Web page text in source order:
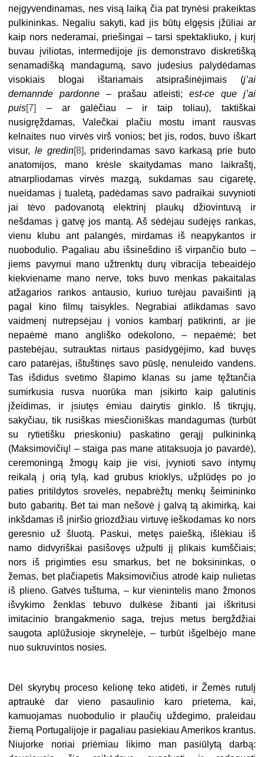
neįgyvendinamas, nes visą laiką čia pat trynėsi prakeiktas
pulkininkas. Negaliu sakyti, kad jis būtų elgęsis įžūliai ar
kaip nors nederamai, priešingai – tarsi spektakliuko, į kurį
buvau įviliotas, intermedijoje jis demonstravo diskretišką
senamadišką mandagumą, savo judesius palydėdamas
visokiais blogai ištariamais atsiprašinėjimais (j’ai
demannde pardonne – prašau atleisti; est-ce que j’ai
puis[7]
– ar galėčiau – ir taip toliau), taktiškai
nusigręždamas, Valečkai plačiu mostu imant rausvas
kelnaites nuo virvės virš vonios; bet jis, rodos, buvo iškart
visur,le gredin[8], priderindamas savo karkasą prie buto
anatomijos, mano krėsle skaitydamas mano laikraštį,
atnarpliodamas virvės mazgą, sukdamas sau cigaretę,
nueidamas į tualetą, padėdamas savo padraikai suvynioti
jai tėvo padovanotą elektrinį plaukų džiovintuvą ir
nešdamas į gatvę jos mantą. Aš sėdėjau sudėjęs rankas,
vienu klubu ant palangės, mirdamas iš neapykantos ir
nuobodulio. Pagaliau abu išsinešdino iš virpančio buto –
jiems pavymui mano užtrenktų durų vibracija tebeaidėjo
kiekviename mano nerve, toks buvo menkas pakaitalas
atžagarios rankos antausio, kuriuo turėjau pavaišinti ją
pagal kino filmų taisykles. Negrabiai atlikdamas savo
vaidmenį nutrepsėjau į vonios kambarį patikrinti, ar jie
nepaėmė mano angliško odekolono, – nepaėmė; bet
pastebėjau, sutrauktas nirtaus pasidygėjimo, kad buvęs
caro patarėjas, ištuštinęs savo pūslę, nenuleido vandens.
Tas išdidus svetimo šlapimo klanas su jame tęžtančia
sumirkusia rusva nuorūka man įsikirto kaip galutinis
įžeidimas, ir įsiutęs ėmiau dairytis ginklo. Iš tikrųjų,
sakyčiau, tik rusiškas miesčioniškas mandagumas (turbūt
su rytietišku prieskoniu) paskatino gerąjį pulkininką
(Maksimovičių! – staiga pas mane atitaksuoja jo pavardė),
ceremoningą žmogų kaip jie visi, įvynioti savo intymų
reikalą į orią tylą, kad grubus krioklys, užplūdęs po jo
paties pritildytos srovelės, nepabrėžtų menkų šeimininko
buto gabaritų. Bet tai man nešovė į galvą tą akimirką, kai
inkšdamas iš įniršio griozdžiau virtuvę ieškodamas ko nors
geresnio už šluotą. Paskui, metęs paiešką, išlėkiau iš
namo didvyriškai pasišovęs užpulti jį plikais kumščiais;
nors iš prigimties esu smarkus, bet ne boksininkas, o
žemas, bet plačiapetis Maksimovičius atrodė kaip nulietas
iš plieno. Gatvės tuštuma, – kur vienintelis mano žmonos
išvykimo ženklas tebuvo dulkėse žibanti jai iškritusi
imitacinio brangakmenio saga, trejus metus bergždžiai
saugota aplūžusioje skrynelėje, – turbūt išgelbėjo mane
nuo sukruvintos nosies.
Dėl skyrybų proceso kelionę teko atidėti, ir Žemės rutulį
aptraukė dar vieno pasaulinio karo prietema, kai,
kamuojamas nuobodulio ir plaučių uždegimo, praleidau
žiemą Portugalijoje ir pagaliau pasiekiau Amerikos krantus.
Niujorke noriai priėmiau likimo man pasiūlytą darbą: